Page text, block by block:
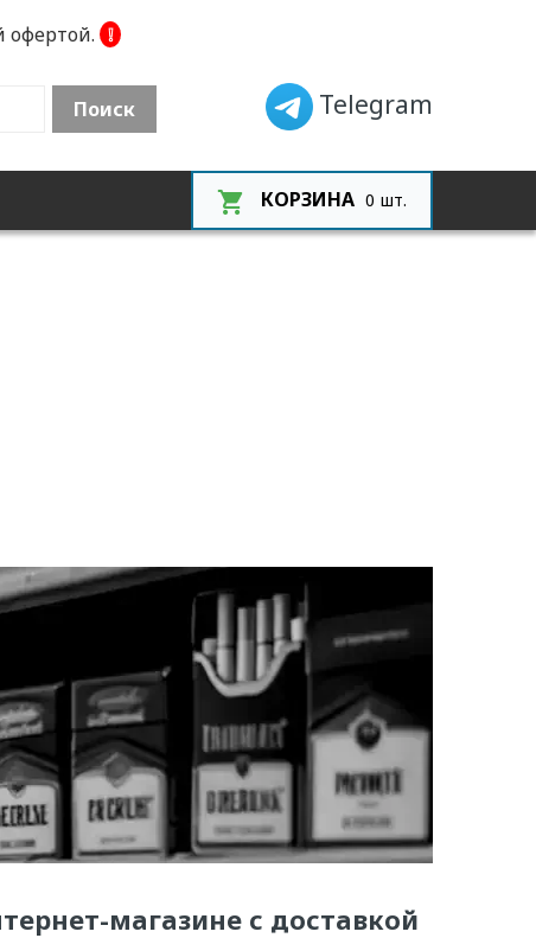
офертой. ❕
Поиск Telegram
КОРЗИНА 0 шт.
магазине с доставкой